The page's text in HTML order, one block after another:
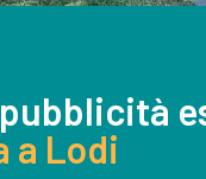
a Lodi